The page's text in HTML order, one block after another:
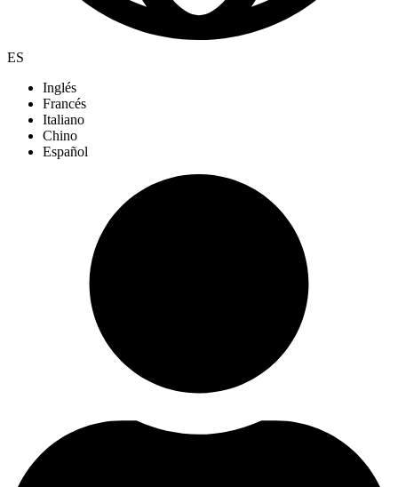
ES
Inglés
Francés
Italiano
Chino
Español